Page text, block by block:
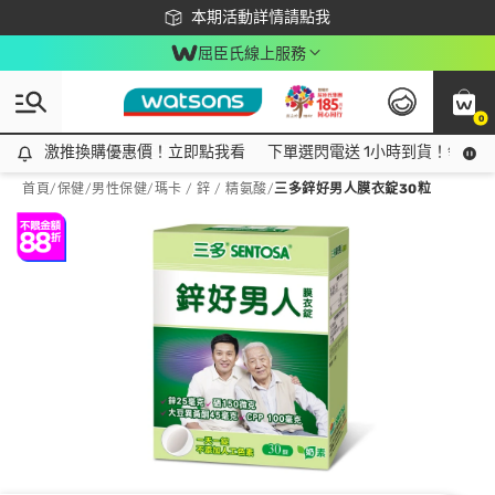
本期活動詳情請點我
下載app最高回饋$350
屈臣氏線上服務
0
激推換購優惠價！立即點我看
激推換購優惠價！立即點我看 下單選閃電送 1小時到貨！領神
首頁/保健/男性保健/瑪卡 / 鋅 / 精氨酸/三多鋅好男人膜衣錠30粒